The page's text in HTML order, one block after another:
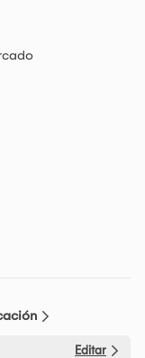
Editar